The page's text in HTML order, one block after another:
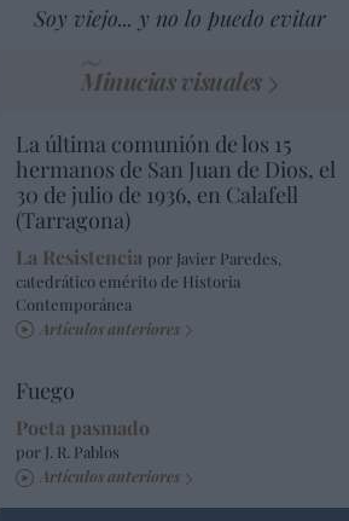
Soy viejo... y no lo puedo evitar
Minucias visuales
La última comunión de los 15
hermanos de San Juan de Dios, el
30 de julio de 1936, en Calafell
(Tarragona)
La Resistencia por Javier Paredes,
catedrático emérito de Historia
Contemporánea
Artículos anteriores
Fuego
Poeta pasmado
por J. R. Pablos
Artículos anteriores